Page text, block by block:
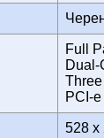
Full
Dual-
PCI-
528 x